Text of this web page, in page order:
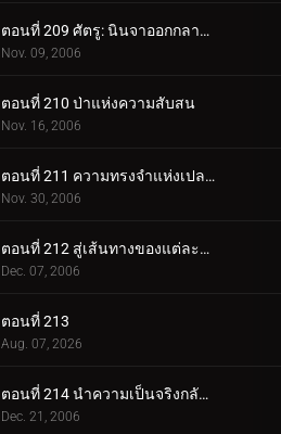
ตอนที่ 209 ศัตรู: นินจาออกกลางคัน
Nov. 09, 2006
ตอนที่ 210 ป่าแห่งความสับสน
Nov. 16, 2006
ตอนที่ 211 ความทรงจำแห่งเปลวไฟ
Nov. 30, 2006
ตอนที่ 212 สู่เส้นทางของแต่ละคน
Dec. 07, 2006
ตอนที่ 213
Aug. 07, 2026
ตอนที่ 214 นำความเป็นจริงกลับคืนมา
Dec. 21, 2006